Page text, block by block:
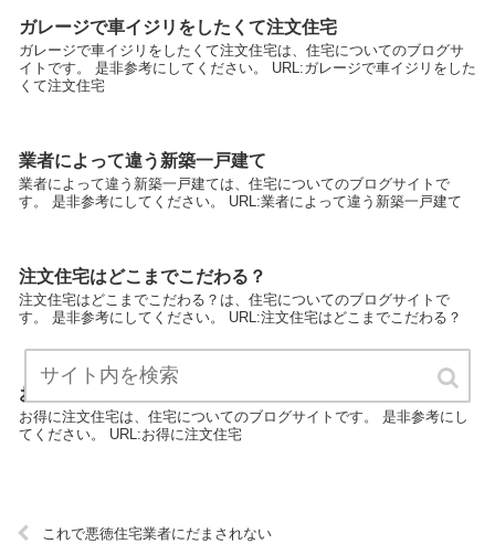
ガレージで車イジリをしたくて注文住宅
ガレージで車イジリをしたくて注文住宅は、住宅についてのブログサ
イトです。 是非参考にしてください。 URL:ガレージで車イジリをした
くて注文住宅
業者によって違う新築一戸建て
業者によって違う新築一戸建ては、住宅についてのブログサイトで
す。 是非参考にしてください。 URL:業者によって違う新築一戸建て
注文住宅はどこまでこだわる？
注文住宅はどこまでこだわる？は、住宅についてのブログサイトで
す。 是非参考にしてください。 URL:注文住宅はどこまでこだわる？
お得に注文住宅
お得に注文住宅は、住宅についてのブログサイトです。 是非参考にし
てください。 URL:お得に注文住宅
これで悪徳住宅業者にだまされない